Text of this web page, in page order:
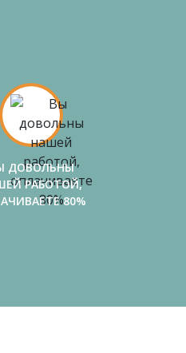
ДОВОЛЬНЫ
РАБОТОЙ,
80%